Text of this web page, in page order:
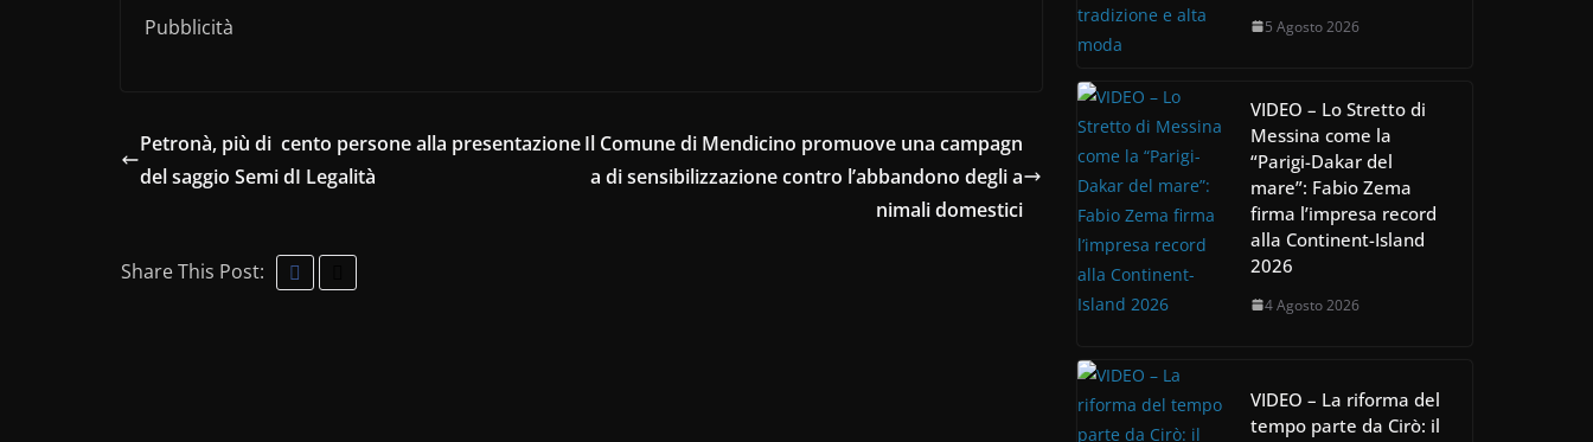
Pubblicità
Petronà, più di cento persone alla presentazione
del saggio Semi dI Legalità
Il Comune di Mendicino promuove una campagn
a di sensibilizzazione contro l’abbandono degli a
nimali domestici
Share This Post:
5 Agosto 2026
VIDEO – Lo Stretto di
Messina come la
“Parigi-Dakar del
mare”: Fabio Zema
firma l’impresa record
alla Continent-Island
2026
4 Agosto 2026
VIDEO – La riforma del
tempo parte da Cirò: il